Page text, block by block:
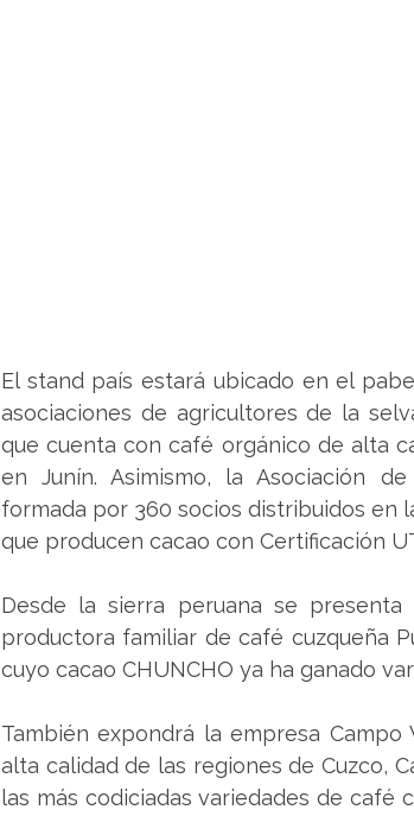
El stand país estará ubicado en el
asociaciones de agricultores de la
que cuenta con café orgánico de alta
en Junín. Asimismo, la Asociación
formada por 360 socios distribuidos en
que producen cacao con Certificación
Desde la sierra peruana se
productora familiar de café cuzqueña
cuyo cacao CHUNCHO ya ha ganado
También expondrá la empresa
alta calidad de las regiones de Cuzco,
las más codiciadas variedades de café